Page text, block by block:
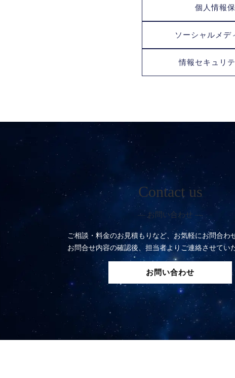
個人情報
ソーシャルメデ
情報セキュリ
Contact us
― お問い合わせ ―
ご相談・料金のお見積もりなど、お気軽にお問合わ
お問合せ内容の確認後、担当者よりご連絡させてい
お問い合わせ